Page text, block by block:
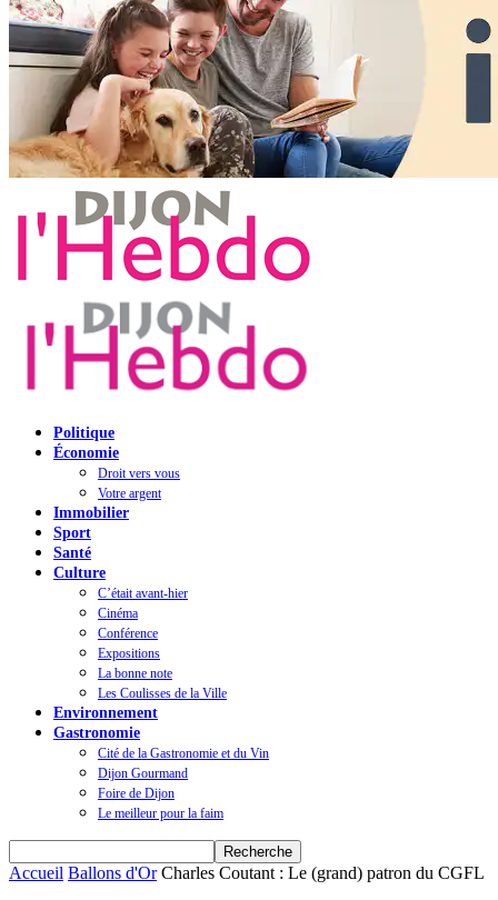
Politique
Économie
Droit vers vous
Votre argent
Immobilier
Sport
Santé
Culture
C’était avant-hier
Cinéma
Conférence
Expositions
La bonne note
Les Coulisses de la Ville
Environnement
Gastronomie
Cité de la Gastronomie et du Vin
Dijon Gourmand
Foire de Dijon
Le meilleur pour la faim
Accueil Ballons d'Or Charles Coutant : Le (grand) patron du CGFL